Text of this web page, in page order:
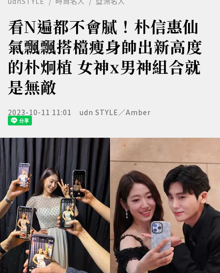
看N遍都不會膩！朴信惠仙
氣飄飄搭檔瘦身帥出新高度
的朴炯植 女神x男神組合就
是無敵
2023-10-11 11:01 udn STYLE／Amber